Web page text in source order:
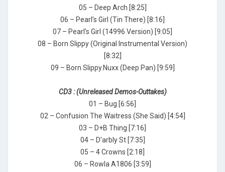
05 – Deep Arch [8:25]
06 – Pearl’s Girl (Tin There) [8:16]
07 – Pearl’s Girl (14996 Version) [9:05]
08 – Born Slippy (Original Instrumental Version)
[8:32]
09 – Born Slippy.Nuxx (Deep Pan) [9:59]
CD3 : (Unreleased Demos-Outtakes)
01 – Bug [6:56]
02 – Confusion The Waitress (She Said) [4:54]
03 – D+B Thing [7:16]
04 – D’arbly St [7:35]
05 – 4 Crowns [2:18]
06 – Rowla A1806 [3:59]